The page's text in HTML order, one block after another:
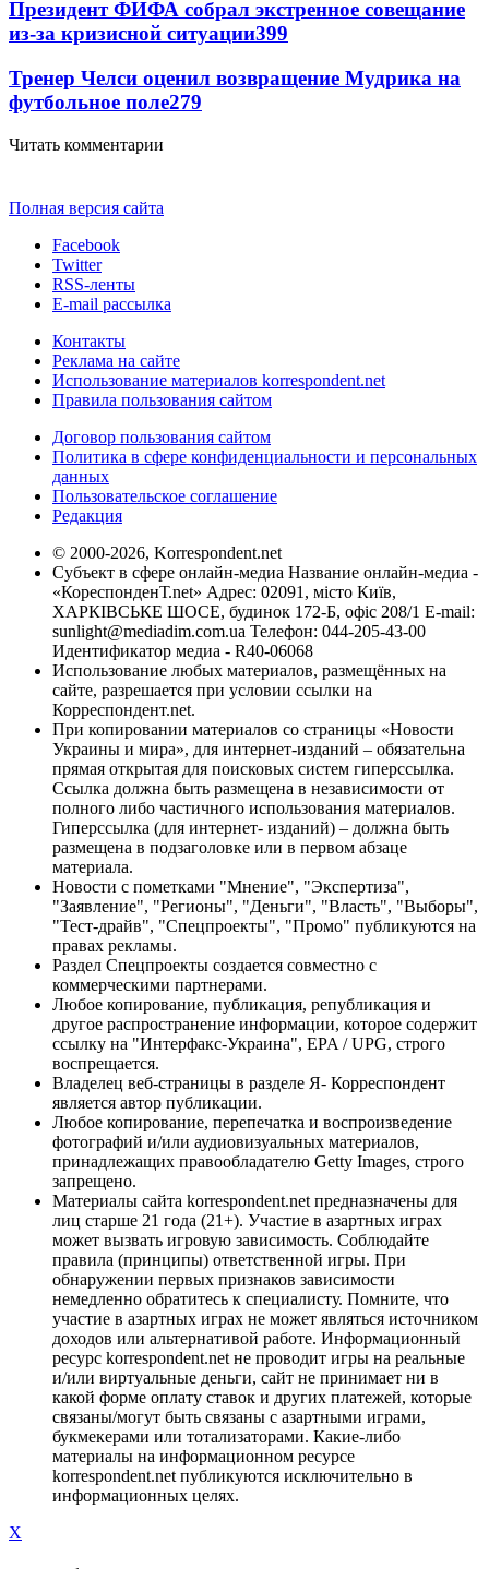
Президент ФИФА собрал экстренное совещание
из-за кризисной ситуации399
Тренер Челси оценил возвращение Мудрика на
футбольное поле279
Читать комментарии
Полная версия сайта
Facebook
Twitter
RSS-ленты
E-mail рассылка
Контакты
Реклама на сайте
Использование материалов korrespondent.net
Правила пользования сайтом
Договор пользования сайтом
Политика в сфере конфиденциальности и персональных
данных
Пользовательское соглашение
Редакция
© 2000-2026, Korrespondent.net
Субъект в сфере онлайн-медиа Название онлайн-медиа -
«КореспонденТ.net» Адрес: 02091, місто Київ,
ХАРКІВСЬКЕ ШОСЕ, будинок 172-Б, офіс 208/1 E-mail:
sunlight@mediadim.com.ua Телефон: 044-205-43-00
Идентификатор медиа - R40-06068
Использование любых материалов, размещённых на
сайте, разрешается при условии ссылки на
Корреспондент.net.
При копировании материалов со страницы «Новости
Украины и мира», для интернет-изданий – обязательна
прямая открытая для поисковых систем гиперссылка.
Ссылка должна быть размещена в независимости от
полного либо частичного использования материалов.
Гиперссылка (для интернет- изданий) – должна быть
размещена в подзаголовке или в первом абзаце
материала.
Новости с пометками "Мнение", "Экспертиза",
"Заявление", "Регионы", "Деньги", "Власть", "Выборы",
"Тест-драйв", "Спецпроекты", "Промо" публикуются на
правах рекламы.
Раздел Спецпроекты создается совместно с
коммерческими партнерами.
Любое копирование, публикация, републикация и
другое распространение информации, которое содержит
ссылку на "Интерфакс-Украина", EPA / UPG, строго
воспрещается.
Владелец веб-страницы в разделе Я- Корреспондент
является автор публикации.
Любое копирование, перепечатка и воспроизведение
фотографий и/или аудиовизуальных материалов,
принадлежащих правообладателю Getty Images, строго
запрещено.
Материалы сайта korrespondent.net предназначены для
лиц старше 21 года (21+). Участие в азартных играх
может вызвать игровую зависимость. Соблюдайте
правила (принципы) ответственной игры. При
обнаружении первых признаков зависимости
немедленно обратитесь к специалисту. Помните, что
участие в азартных играх не может являться источником
доходов или альтернативой работе. Информационный
ресурс korrespondent.net не проводит игры на реальные
и/или виртуальные деньги, сайт не принимает ни в
какой форме оплату ставок и других платежей, которые
связаны/могут быть связаны с азартными играми,
букмекерами или тотализаторами. Какие-либо
материалы на информационном ресурсе
korrespondent.net публикуются исключительно в
информационных целях.
X